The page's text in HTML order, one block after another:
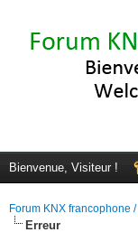
Bienvenue, Visiteur !
Forum KNX francophone
Erreur